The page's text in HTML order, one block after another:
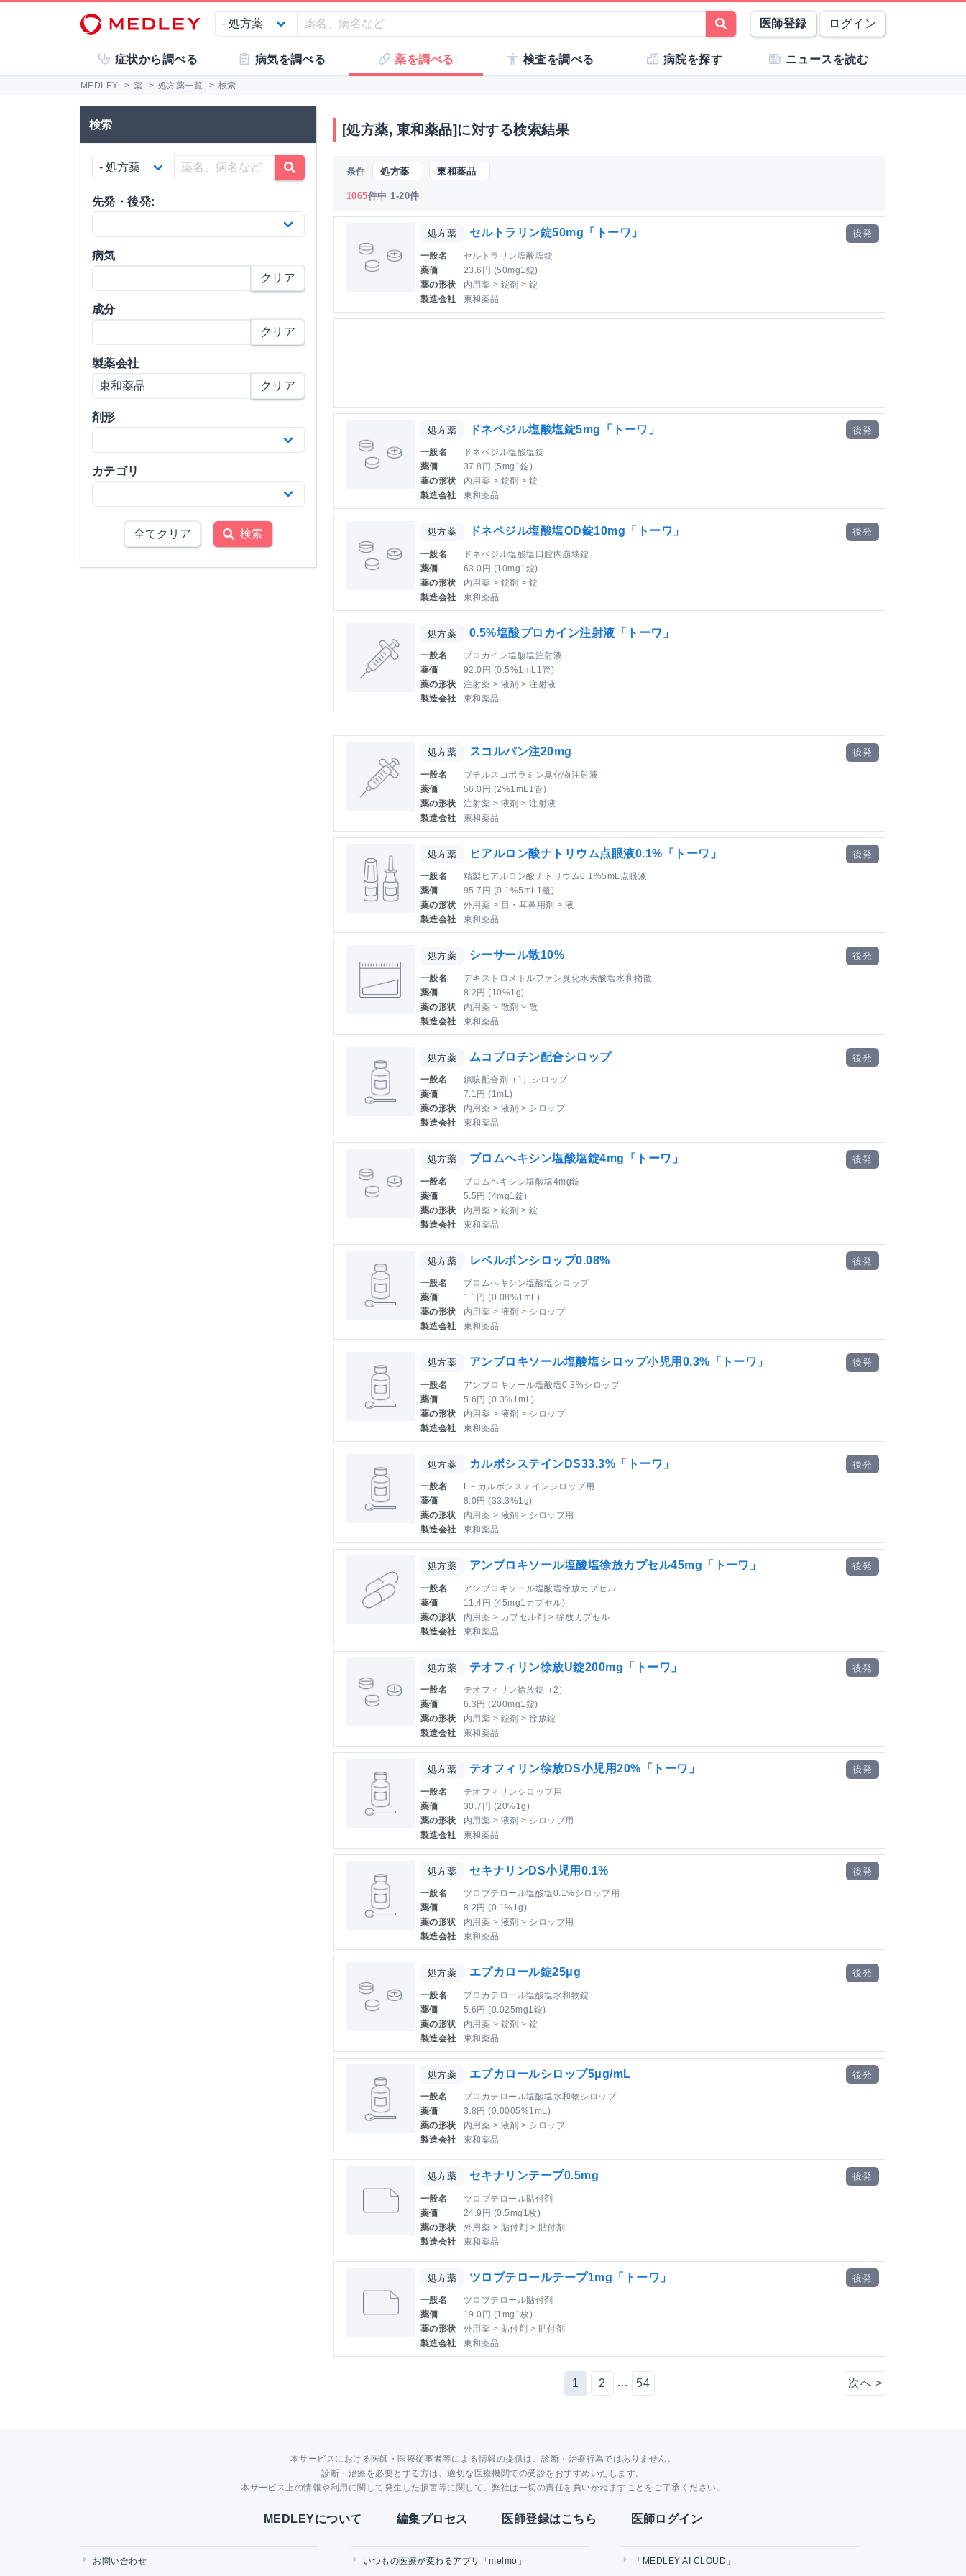
医師登録 ログイン
症状から調べる 病気を調べる 薬を調べる 検査を調べる 病院を探す ニュースを読む
MEDLEY > 薬 > 処方薬一覧 > 検索
検索
先発・後発:
病気
クリア
成分
クリア
製薬会社
クリア
剤形
カテゴリ
全てクリア 検索
[処方薬, 東和薬品]に対する検索結果
条件 処方薬 東和薬品
1065件中 1-20件
処方薬 セルトラリン錠50mg「トーワ」
一般名
セルトラリン塩酸塩錠
薬価
23.6円 (50mg1錠)
薬の形状
内用薬 > 錠剤 > 錠
製造会社
東和薬品
後発
処方薬 ドネペジル塩酸塩錠5mg「トーワ」
一般名
ドネペジル塩酸塩錠
薬価
37.8円 (5mg1錠)
薬の形状
内用薬 > 錠剤 > 錠
製造会社
東和薬品
後発
処方薬 ドネペジル塩酸塩OD錠10mg「トーワ」
一般名
ドネペジル塩酸塩口腔内崩壊錠
薬価
63.0円 (10mg1錠)
薬の形状
内用薬 > 錠剤 > 錠
製造会社
東和薬品
後発
処方薬 0.5%塩酸プロカイン注射液「トーワ」
一般名
プロカイン塩酸塩注射液
薬価
92.0円 (0.5%1mL1管)
薬の形状
注射薬 > 液剤 > 注射液
製造会社
東和薬品
処方薬 スコルパン注20mg
一般名
ブチルスコポラミン臭化物注射液
薬価
56.0円 (2%1mL1管)
薬の形状
注射薬 > 液剤 > 注射液
製造会社
東和薬品
後発
処方薬 ヒアルロン酸ナトリウム点眼液0.1%「トーワ」
一般名
精製ヒアルロン酸ナトリウム0.1%5mL点眼液
薬価
95.7円 (0.1%5mL1瓶)
薬の形状
外用薬 > 目・耳鼻用剤 > 液
製造会社
東和薬品
後発
処方薬 シーサール散10%
一般名
デキストロメトルファン臭化水素酸塩水和物散
薬価
8.2円 (10%1g)
薬の形状
内用薬 > 散剤 > 散
製造会社
東和薬品
後発
処方薬 ムコブロチン配合シロップ
一般名
鎮咳配合剤（1）シロップ
薬価
7.1円 (1mL)
薬の形状
内用薬 > 液剤 > シロップ
製造会社
東和薬品
後発
処方薬 ブロムヘキシン塩酸塩錠4mg「トーワ」
一般名
ブロムヘキシン塩酸塩4mg錠
薬価
5.5円 (4mg1錠)
薬の形状
内用薬 > 錠剤 > 錠
製造会社
東和薬品
後発
処方薬 レベルボンシロップ0.08%
一般名
ブロムヘキシン塩酸塩シロップ
薬価
1.1円 (0.08%1mL)
薬の形状
内用薬 > 液剤 > シロップ
製造会社
東和薬品
後発
処方薬 アンブロキソール塩酸塩シロップ小児用0.3%「トーワ」
一般名
アンブロキソール塩酸塩0.3%シロップ
薬価
5.6円 (0.3%1mL)
薬の形状
内用薬 > 液剤 > シロップ
製造会社
東和薬品
後発
処方薬 カルボシステインDS33.3%「トーワ」
一般名
L－カルボシステインシロップ用
薬価
8.0円 (33.3%1g)
薬の形状
内用薬 > 液剤 > シロップ用
製造会社
東和薬品
後発
処方薬 アンブロキソール塩酸塩徐放カプセル45mg「トーワ」
一般名
アンブロキソール塩酸塩徐放カプセル
薬価
11.4円 (45mg1カプセル)
薬の形状
内用薬 > カプセル剤 > 徐放カプセル
製造会社
東和薬品
後発
処方薬 テオフィリン徐放U錠200mg「トーワ」
一般名
テオフィリン徐放錠（2）
薬価
6.3円 (200mg1錠)
薬の形状
内用薬 > 錠剤 > 徐放錠
製造会社
東和薬品
後発
処方薬 テオフィリン徐放DS小児用20%「トーワ」
一般名
テオフィリンシロップ用
薬価
30.7円 (20%1g)
薬の形状
内用薬 > 液剤 > シロップ用
製造会社
東和薬品
後発
処方薬 セキナリンDS小児用0.1%
一般名
ツロブテロール塩酸塩0.1%シロップ用
薬価
8.2円 (0.1%1g)
薬の形状
内用薬 > 液剤 > シロップ用
製造会社
東和薬品
後発
処方薬 エプカロール錠25μg
一般名
プロカテロール塩酸塩水和物錠
薬価
5.6円 (0.025mg1錠)
薬の形状
内用薬 > 錠剤 > 錠
製造会社
東和薬品
後発
処方薬 エプカロールシロップ5μg/mL
一般名
プロカテロール塩酸塩水和物シロップ
薬価
3.8円 (0.0005%1mL)
薬の形状
内用薬 > 液剤 > シロップ
製造会社
東和薬品
後発
処方薬 セキナリンテープ0.5mg
一般名
ツロブテロール貼付剤
薬価
24.9円 (0.5mg1枚)
薬の形状
外用薬 > 貼付剤 > 貼付剤
製造会社
東和薬品
後発
処方薬 ツロブテロールテープ1mg「トーワ」
一般名
ツロブテロール貼付剤
薬価
19.0円 (1mg1枚)
薬の形状
外用薬 > 貼付剤 > 貼付剤
製造会社
東和薬品
後発
1 2 … 54 次へ >
本サービスにおける医師・医療従事者等による情報の提供は、診断・治療行為ではありません。
診断・治療を必要とする方は、適切な医療機関での受診をおすすめいたします。
本サービス上の情報や利用に関して発生した損害等に関して、弊社は一切の責任を負いかねますことをご了承ください。
MEDLEYについて 編集プロセス 医師登録はこちら 医師ログイン
お問い合わせ いつもの医療が変わるアプリ「melmo」 「MEDLEY AI CLOUD」